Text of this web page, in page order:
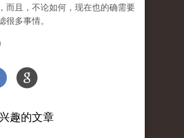
而且，不论如何，现在也的确需要
很多事情。
趣的文章